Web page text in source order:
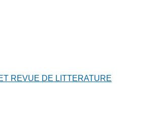
REVUE DE LITTERATURE